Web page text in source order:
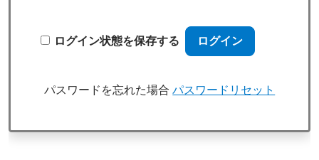
ログイン状態を保存する
パスワードを忘れた場合パスワードリセット